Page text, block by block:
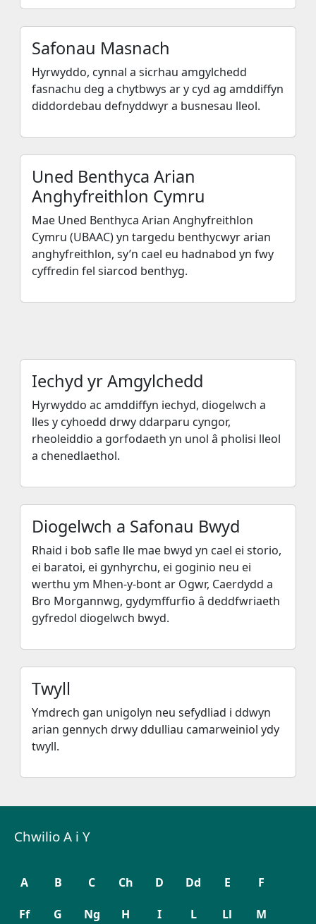
Safonau Masnach
Hyrwyddo, cynnal a sicrhau amgylchedd
fasnachu deg a chytbwys ar y cyd ag amddiffyn
diddordebau defnyddwyr a busnesau lleol.
Uned Benthyca Arian
Anghyfreithlon Cymru
Mae Uned Benthyca Arian Anghyfreithlon
Cymru (UBAAC) yn targedu benthycwyr arian
anghyfreithlon, sy’n cael eu hadnabod yn fwy
cyffredin fel siarcod benthyg.
Iechyd yr Amgylchedd
Hyrwyddo ac amddiffyn iechyd, diogelwch a
lles y cyhoedd drwy ddarparu cyngor,
rheoleiddio a gorfodaeth yn unol â pholisi lleol
a chenedlaethol.
Diogelwch a Safonau Bwyd
Rhaid i bob safle lle mae bwyd yn cael ei storio,
ei baratoi, ei gynhyrchu, ei goginio neu ei
werthu ym Mhen-y-bont ar Ogwr, Caerdydd a
Bro Morgannwg, gydymffurfio â deddfwriaeth
gyfredol diogelwch bwyd.
Twyll
Ymdrech gan unigolyn neu sefydliad i ddwyn
arian gennych drwy ddulliau camarweiniol ydy
twyll.
Chwilio A i Y
A B C Ch D Dd E F
Ff G Ng H I L Ll M